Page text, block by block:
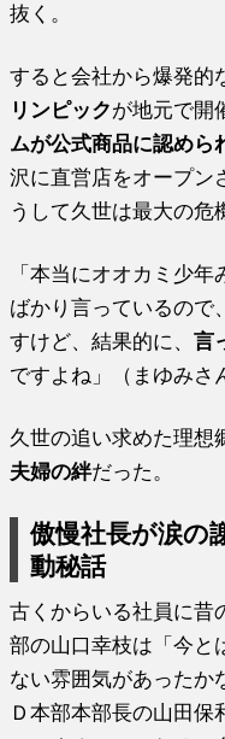
抜く。
すると会社から爆発的
リンピックが地元で開
ムが公式商品に認めら
沢に直営店をオープン
うして久世は最大の危
「本当にオオカミ少
ばかり言っているので
すけど、結果的に、言
ですよね」（まゆみさ
久世の追い求めた理想
夫婦の絆だった。
傲慢社長が涙の
動秘話
古くからいる社員に昔
部の山口幸枝は「今と
ない雰囲気があったか
Ｄ本部本部長の山田保